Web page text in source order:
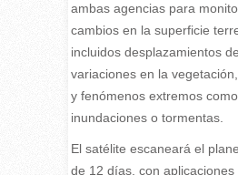
ambas agencias para
cambios en la superficie
incluidos desplazamientos
variaciones en la
y fenómenos extremos como
inundaciones o tormentas.
El satélite escaneará el
de 12 días, con aplicaciones